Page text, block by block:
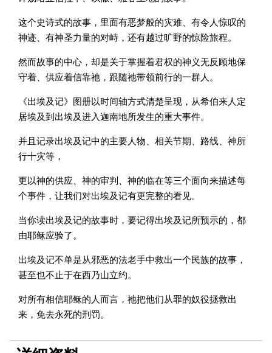
这个史诗式的故事，里面有恶梦般的灾难、有令人惊叹的
神迹、有神圣力量的对峙，还有越过旷野的惊险旅程。
然而故事的中心，却是关于掌握着君权的神义无反顾地保
守着、供应着信靠祂，跟随祂带领前行的一群人。
《出埃及记》图册以时间轴方式清楚呈现，从希伯来人定
居埃及到出埃及进入迦南地所发生的重大事件。
并且记录出埃及记中的主要人物、相关节期、路线、神所
行十灾等，
更以神的供应、神的审判、神的临在等三个面向来描述每
个事件，让我们对出埃及记有更完整的看见。
当你读出埃及记的故事时，要记得出埃及记所预示的，都
由耶稣应验了。
出埃及记不单是从邪恶的法老手中救出一个民族的故事，
甚至也不止于在西乃山立约。
对所有相信耶稣的人而言，祂把他们从罪的奴役拯救出
来，免去永死的刑罚。